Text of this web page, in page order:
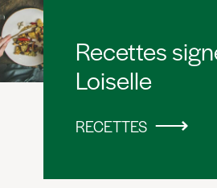
Recettes
Loiselle
RECETTES